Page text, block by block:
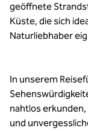
geöffnete
Küste, die sich
Naturliebhaber
In unserem
nahtlos
und